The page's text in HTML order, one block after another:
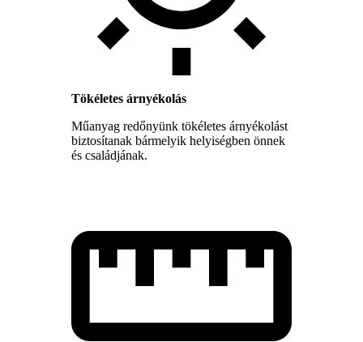
Tökéletes árnyékolás
Műanyag redőnyünk tökéletes árnyékolást
biztosítanak bármelyik helyiségben önnek
és családjának.